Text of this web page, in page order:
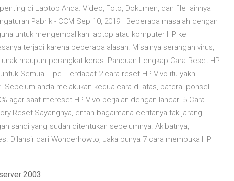
di Laptop Anda. Video, Foto, Dokumen, dan file lainnya
Pabrik - CCM Sep 10, 2019 · Beberapa masalah dengan
untuk mengembalikan laptop atau komputer HP ke
terjadi karena beberapa alasan. Misalnya serangan virus,
maupun perangkat keras. Panduan Lengkap Cara Reset HP
Semua Tipe. Terdapat 2 cara reset HP Vivo itu yakni
anda melakukan kedua cara di atas, baterai ponsel
agar saat mereset HP Vivo berjalan dengan lancar. 5 Cara
Reset Sayangnya, entah bagaimana ceritanya tak jarang
sandi yang sudah ditentukan sebelumnya. Akibatnya,
Dilansir dari Wonderhowto, Jaka punya 7 cara membuka HP
2003